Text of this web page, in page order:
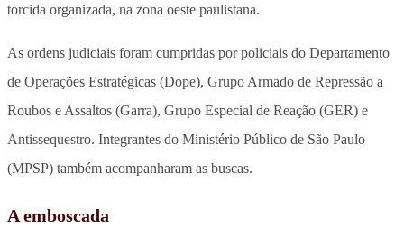
torcida organizada, na zona oeste paulistana.
As ordens judiciais foram cumpridas por policiais do Departamento
de Operações Estratégicas (Dope), Grupo Armado de Repressão a
Roubos e Assaltos (Garra), Grupo Especial de Reação (GER) e
Antissequestro. Integrantes do Ministério Público de São Paulo
(MPSP) também acompanharam as buscas.
A emboscada